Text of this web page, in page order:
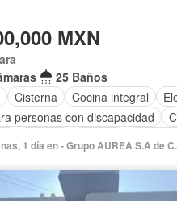
MXN
25 Baños
Cisterna Cocina integral
personas con discapacidad
Aire
Cuarto de Limpieza
Despacho
1 día en - Grupo AUREA S.A de